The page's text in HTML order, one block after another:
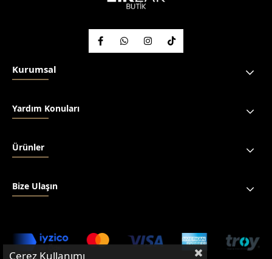
Kurumsal
Yardım Konuları
Ürünler
Bize Ulaşın
Çerez Kullanımı